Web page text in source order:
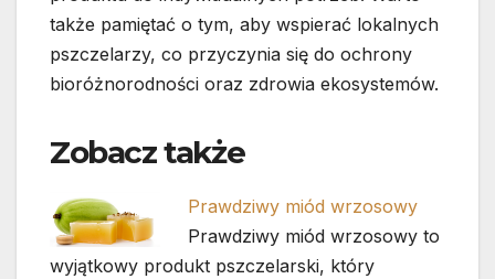
także pamiętać o tym, aby wspierać lokalnych
pszczelarzy, co przyczynia się do ochrony
bioróżnorodności oraz zdrowia ekosystemów.
Zobacz także
Prawdziwy miód wrzosowy
Prawdziwy miód wrzosowy to
wyjątkowy produkt pszczelarski, który